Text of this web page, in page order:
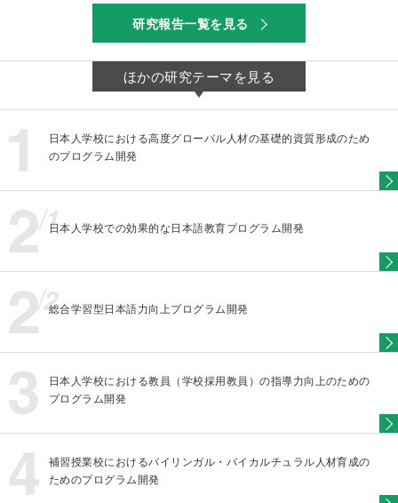
研究報告一覧を見る
ほかの研究テーマを見る
日本人学校における高度グローバル人材の基礎的資質形成のため
のプログラム開発
日本人学校での効果的な日本語教育プログラム開発
総合学習型日本語力向上プログラム開発
日本人学校における教員（学校採用教員）の指導力向上のための
プログラム開発
補習授業校におけるバイリンガル・バイカルチュラル人材育成の
ためのプログラム開発